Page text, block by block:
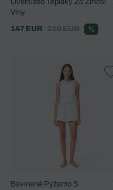
Oversized Tepláky Zo Zmesi
Vlny
147 EUR
210 EUR %
Bavlnené Pyžamo S